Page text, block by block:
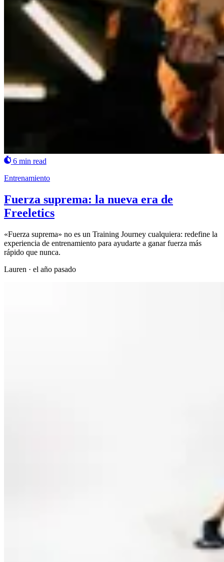
6 min read
Entrenamiento
Fuerza suprema: la nueva era de
Freeletics
«Fuerza suprema» no es un Training Journey cualquiera: redefine la
experiencia de entrenamiento para ayudarte a ganar fuerza más
rápido que nunca.
Lauren · el año pasado